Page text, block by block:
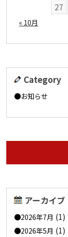
27
« 10月
Category
お知らせ
アーカイブ
2026年7月 (1)
2026年5月 (1)